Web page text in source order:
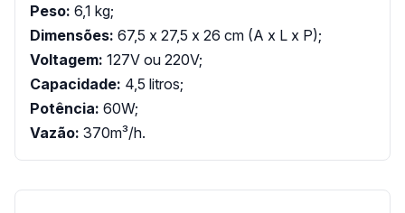
Peso: 6,1 kg;
Dimensões: 67,5 x 27,5 x 26 cm (A x L x P);
Voltagem: 127V ou 220V;
Capacidade: 4,5 litros;
Potência: 60W;
Vazão: 370m³/h.